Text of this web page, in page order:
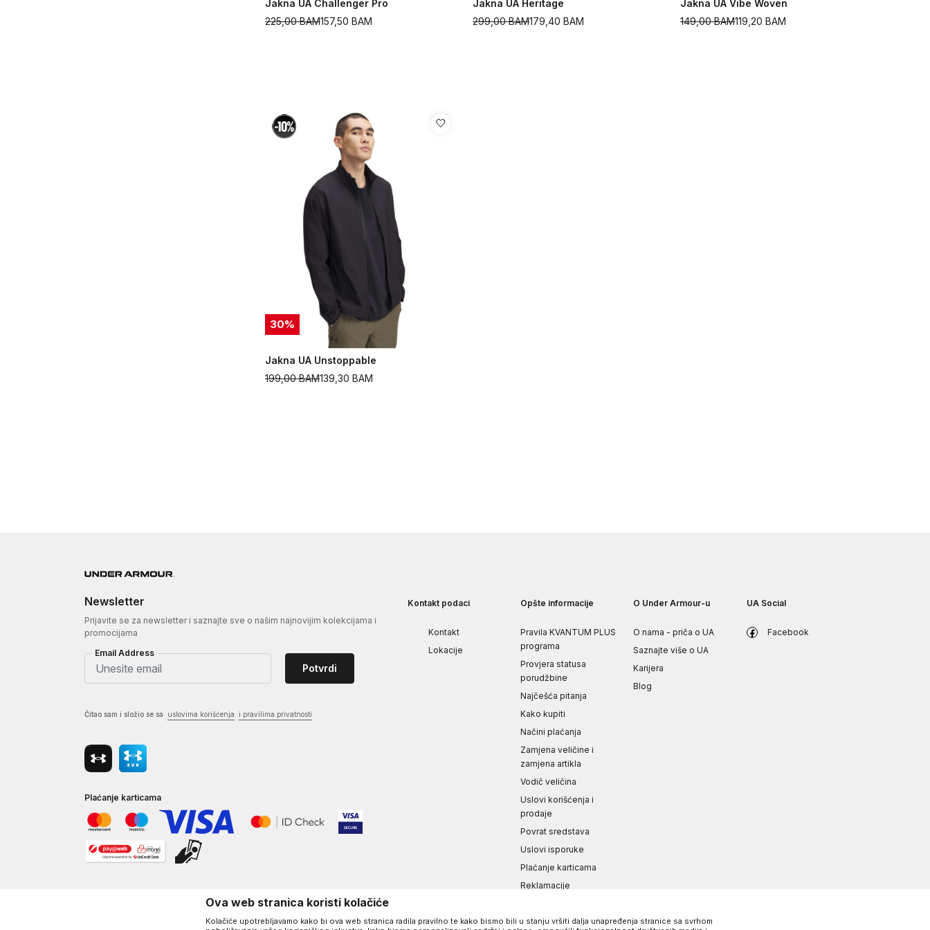
Jakna UA Challenger Pro
157,50 BAM
225,00BAM
Jakna UA Heritage
179,40 BAM
299,00BAM
Jakna UA Vibe Woven
119,20 BAM
149,00BAM
30%
Jakna UA Unstoppable
139,30 BAM
199,00BAM
Newsletter
Prijavite se za newsletter i saznajte sve o našim najnovijim kolekcijama i
promocijama
Email Address
Potvrdi
Čitao sam i složio se sa uslovima korišćenja i pravilima privatnosti
Plaćanje karticama
Kontakt podaci
Kontakt
Lokacije
Opšte informacije
Pravila KVANTUM PLUS
programa
Provjera statusa
porudžbine
Najčešća pitanja
Kako kupiti
Načini plaćanja
Zamjena veličine i
zamjena artikla
Vodič veličina
Uslovi korišćenja i
prodaje
Povrat sredstava
Uslovi isporuke
Plaćanje karticama
Reklamacije
sigurnosti podataka
O Under Armour-u
O nama - priča o UA
Saznajte više o UA
Karijera
Blog
UA Social
Facebook
Ova web stranica koristi kolačiće
Kolačiće upotrebljavamo kako bi ova web stranica radila pravilno te kako bismo bili u stanju vršiti dalja unapređenja stranice sa svrhom